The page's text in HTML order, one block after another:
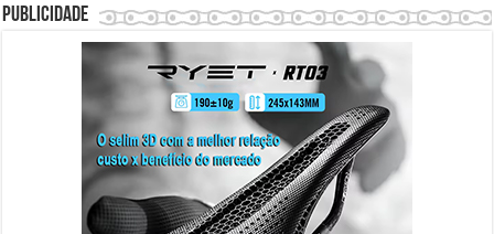
Publicidade